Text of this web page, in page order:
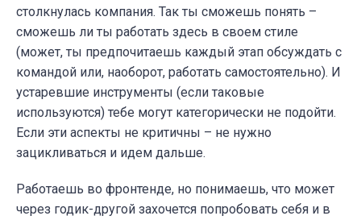
столкнулась компания. Так ты сможешь понять –
сможешь ли ты работать здесь в своем стиле
(может, ты предпочитаешь каждый этап обсуждать с
командой или, наоборот, работать самостоятельно). И
устаревшие инструменты (если таковые
используются) тебе могут категорически не подойти.
Если эти аспекты не критичны – не нужно
зацикливаться и идем дальше.
Работаешь во фронтенде, но понимаешь, что может
через годик-другой захочется попробовать себя и в